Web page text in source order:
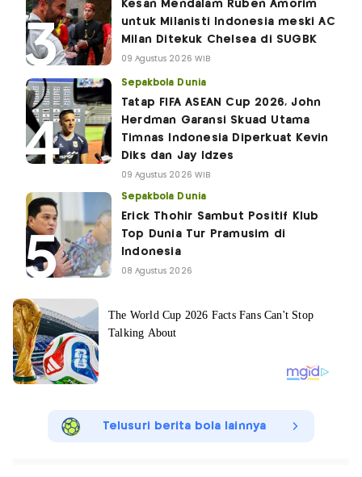
Kesan Mendalam Ruben Amorim
untuk Milanisti Indonesia meski AC
Milan Ditekuk Chelsea di SUGBK
09 Agustus 2026 WIB
Sepakbola Dunia
Tatap FIFA ASEAN Cup 2026, John
Herdman Garansi Skuad Utama
Timnas Indonesia Diperkuat Kevin
Diks dan Jay Idzes
09 Agustus 2026 WIB
Sepakbola Dunia
Erick Thohir Sambut Positif Klub
Top Dunia Tur Pramusim di
Indonesia
08 Agustus 2026
Telusuri berita bola lainnya